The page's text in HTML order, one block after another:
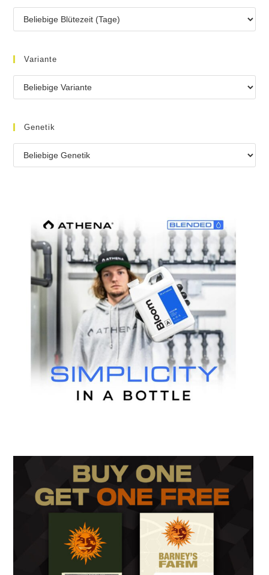
Variante
Genetik